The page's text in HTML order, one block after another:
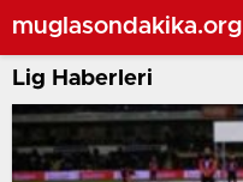
muglasondakika.org
Lig Haberleri